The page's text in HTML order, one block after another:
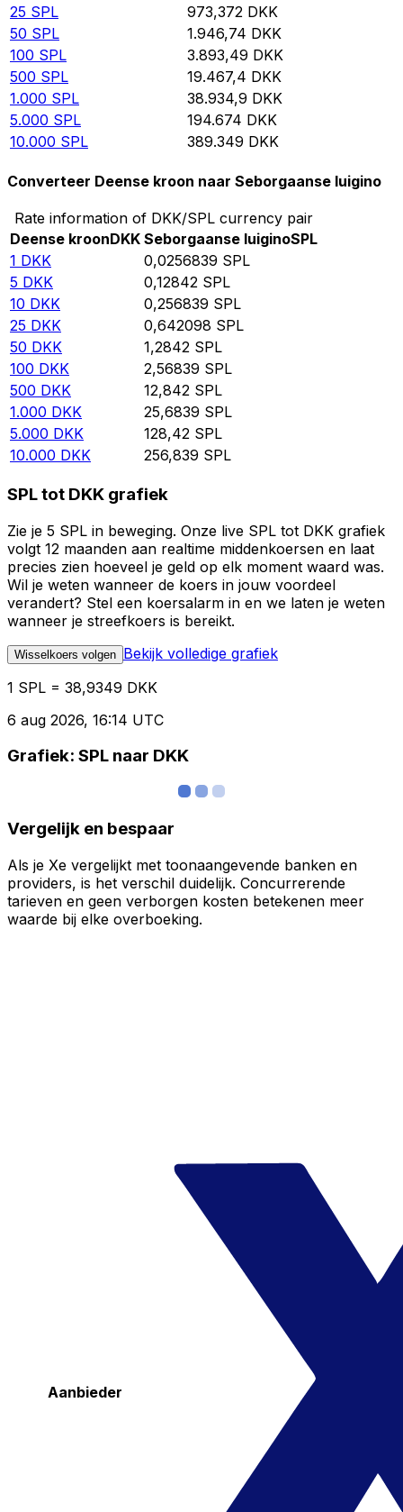
25 SPL 973,372 DKK
50 SPL 1.946,74 DKK
100 SPL 3.893,49 DKK
500 SPL 19.467,4 DKK
1.000 SPL 38.934,9 DKK
5.000 SPL 194.674 DKK
10.000 SPL 389.349 DKK
Converteer Deense kroon naar Seborgaanse luigino
Rate information of DKK/SPL currency pair
Deense kroonDKK Seborgaanse luiginoSPL
1 DKK 0,0256839 SPL
5 DKK 0,12842 SPL
10 DKK 0,256839 SPL
25 DKK 0,642098 SPL
50 DKK 1,2842 SPL
100 DKK 2,56839 SPL
500 DKK 12,842 SPL
1.000 DKK 25,6839 SPL
5.000 DKK 128,42 SPL
10.000 DKK 256,839 SPL
SPL tot DKK grafiek
Zie je 5 SPL in beweging. Onze live SPL tot DKK grafiek
volgt 12 maanden aan realtime middenkoersen en laat
precies zien hoeveel je geld op elk moment waard was.
Wil je weten wanneer de koers in jouw voordeel
verandert? Stel een koersalarm in en we laten je weten
wanneer je streefkoers is bereikt.
Wisselkoers volgen Bekijk volledige grafiek
1 SPL = 38,9349 DKK
6 aug 2026, 16:14 UTC
Grafiek: SPL naar DKK
Vergelijk en bespaar
Als je Xe vergelijkt met toonaangevende banken en
providers, is het verschil duidelijk. Concurrerende
tarieven en geen verborgen kosten betekenen meer
waarde bij elke overboeking.
Aanbieder